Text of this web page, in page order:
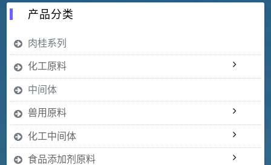
产品分类
肉桂系列
化工原料
中间体
兽用原料
化工中间体
食品添加剂原料